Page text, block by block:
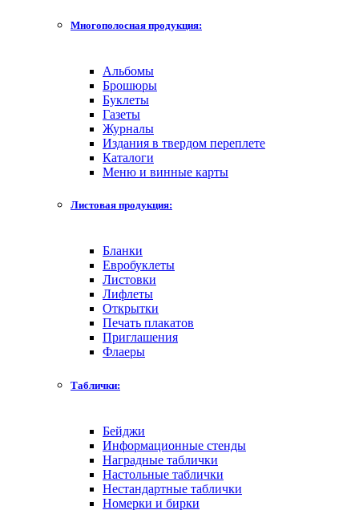
Многополосная продукция:
Альбомы
Брошюры
Буклеты
Газеты
Журналы
Издания в твердом переплете
Каталоги
Меню и винные карты
Листовая продукция:
Бланки
Евробуклеты
Листовки
Лифлеты
Открытки
Печать плакатов
Приглашения
Флаеры
Таблички:
Бейджи
Информационные стенды
Наградные таблички
Настольные таблички
Нестандартные таблички
Номерки и бирки